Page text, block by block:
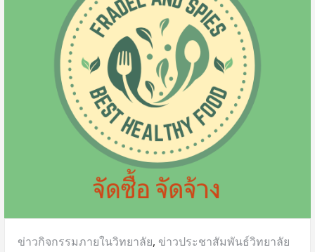
ข่าวกิจกรรมภายในวิทยาลัย, ข่าวประชาสัมพันธ์วิทยาลัย